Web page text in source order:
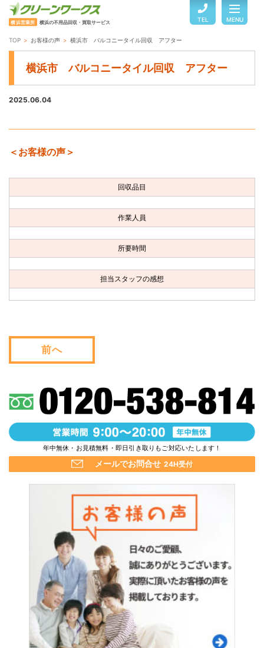
横浜営業所 横浜の不用品回収・買取サービス TEL MENU
TOP
ご利用の流れ
お客様の声
お問い合わせ
会社概要
WEB割引券プレゼント！
TOP お客様の声 横浜市 バルコニータイル回収 アフター
横浜市 バルコニータイル回収 アフター
2025.06.04
＜お客様の声＞
回収品目
作業人員
所要時間
担当スタッフの感想
前へ
年中無休・お見積無料・即日引き取りもご対応いたします！
メールでお問合せ 24H受付